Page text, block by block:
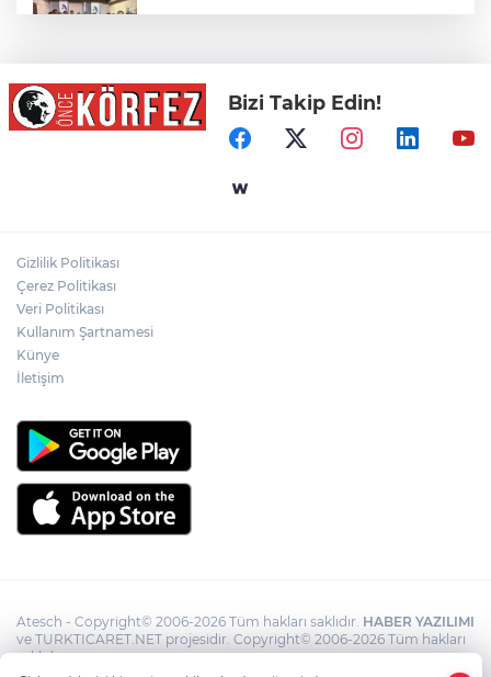
İzmir İtfaiyesi’ne 13,5 Milyon Euro’luk
Teknoloji Yatırımı
Yelkencilerin Zorlu Mücadelesi Nefesleri
Bizi Takip Edin!
Gizlilik Politikası
Çerez Politikası
Veri Politikası
Kullanım Şartnamesi
Künye
İletişim
Atesch - Copyright© 2006-2026 Tüm hakları saklıdır. HABER YAZILIMI
ve TURKTICARET.NET projesidir. Copyright© 2006-2026 Tüm hakları
saklıdır.